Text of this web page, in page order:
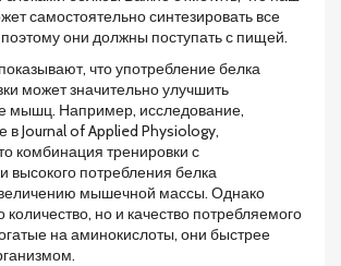
самостоятельно синтезировать все
они должны поступать с пищей.
что употребление белка
может значительно улучшить
мышц. Например, исследование,
в Journal of Applied Physiology,
комбинация тренировки с
высокого потребления белка
мышечной массы. Однако
количество, но и качество потребляемого
на аминокислоты, они быстрее